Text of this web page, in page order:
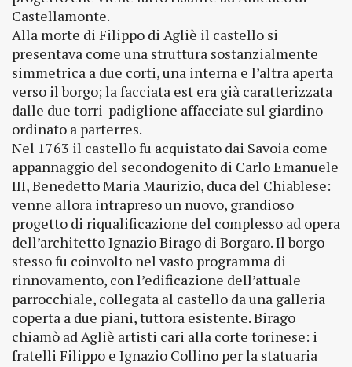
Castellamonte.
Alla morte di Filippo di Agliè il castello si
presentava come una struttura sostanzialmente
simmetrica a due corti, una interna e l’altra aperta
verso il borgo; la facciata est era già caratterizzata
dalle due torri-padiglione affacciate sul giardino
ordinato a parterres.
Nel 1763 il castello fu acquistato dai Savoia come
appannaggio del secondogenito di Carlo Emanuele
III, Benedetto Maria Maurizio, duca del Chiablese:
venne allora intrapreso un nuovo, grandioso
progetto di riqualificazione del complesso ad opera
dell’architetto Ignazio Birago di Borgaro. Il borgo
stesso fu coinvolto nel vasto programma di
rinnovamento, con l’edificazione dell’attuale
parrocchiale, collegata al castello da una galleria
coperta a due piani, tuttora esistente. Birago
chiamò ad Agliè artisti cari alla corte torinese: i
fratelli Filippo e Ignazio Collino per la statuaria